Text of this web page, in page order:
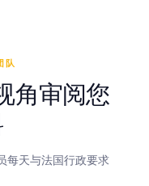
队
角审阅您
每天与法国行政要求